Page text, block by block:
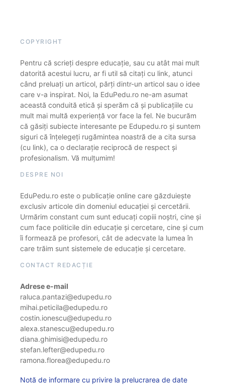
COPYRIGHT
Pentru că scrieți despre educație, sau cu atât mai mult
datorită acestui lucru, ar fi util să citați cu link, atunci
când preluați un articol, părți dintr-un articol sau o idee
care v-a inspirat. Noi, la EduPedu.ro ne-am asumat
această conduită etică și sperăm că și publicațiile cu
mult mai multă experiență vor face la fel. Ne bucurăm
că găsiți subiecte interesante pe Edupedu.ro și suntem
siguri că înțelegeți rugămintea noastră de a cita sursa
(cu link), ca o declarație reciprocă de respect și
profesionalism. Vă mulțumim!
DESPRE NOI
EduPedu.ro este o publicație online care găzduiește
exclusiv articole din domeniul educației și cercetării.
Urmărim constant cum sunt educați copiii noștri, cine și
cum face politicile din educație și cercetare, cine și cum
îi formează pe profesori, cât de adecvate la lumea în
care trăim sunt sistemele de educație și cercetare.
CONTACT REDACȚIE
Adrese e-mail
raluca.pantazi@edupedu.ro
mihai.peticila@edupedu.ro
costin.ionescu@edupedu.ro
alexa.stanescu@edupedu.ro
diana.ghimisi@edupedu.ro
stefan.lefter@edupedu.ro
ramona.florea@edupedu.ro
Notă de informare cu privire la prelucrarea de date